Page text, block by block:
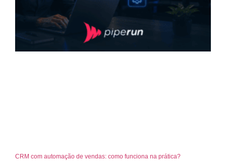
CRM com automação de vendas: como funciona na prática?